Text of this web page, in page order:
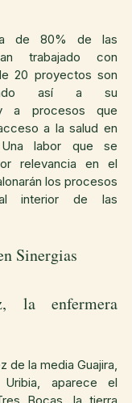
de 80% de las
trabajado con
20 proyectos son
así a su
a procesos que
a la salud en
Una labor que se
relevancia en el
los procesos
interior de las
Sinergias
la enfermera
de la media Guajira,
aparece el